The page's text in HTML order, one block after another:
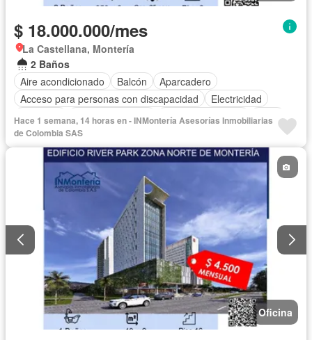
$ 18.000.000/mes
La Castellana, Montería
2 Baños
Aire acondicionado
Balcón
Aparcadero
Acceso para personas con discapacidad
Electricidad
Ascensor
Vista panorámica Seguridad privada Agua
Hace 1 semana, 14 horas en - INMontería Asesorías Inmobiliarias
de Colombia SAS
Oficina